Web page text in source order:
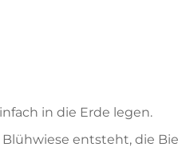
in die Erde legen.
entsteht, die